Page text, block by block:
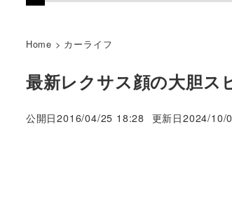
Home > カーライフ
最新レクサス顔の大胆ス
公開日2016/04/25 18:28 更新日2024/10/